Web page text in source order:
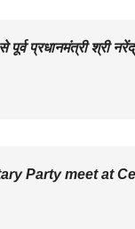
प्रधानमंत्री श्री
Party meet at